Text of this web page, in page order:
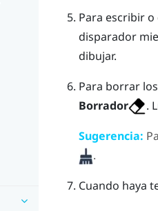
Para escribir
disparador
dibujar.
Para borrar
Borrador
.
Sugerencia:
.
Cuando haya